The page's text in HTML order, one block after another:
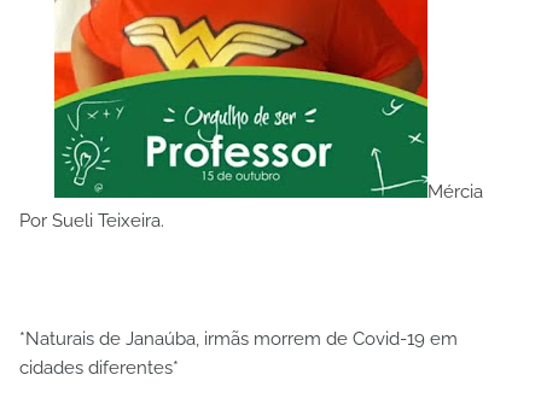
Mércia
Por Sueli Teixeira.
*Naturais de Janaúba, irmãs morrem de Covid-19 em
cidades diferentes*